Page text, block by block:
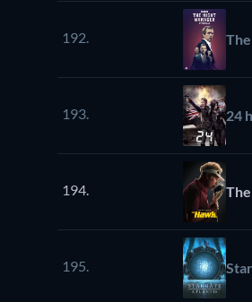
192.
193. 24
194.
195.